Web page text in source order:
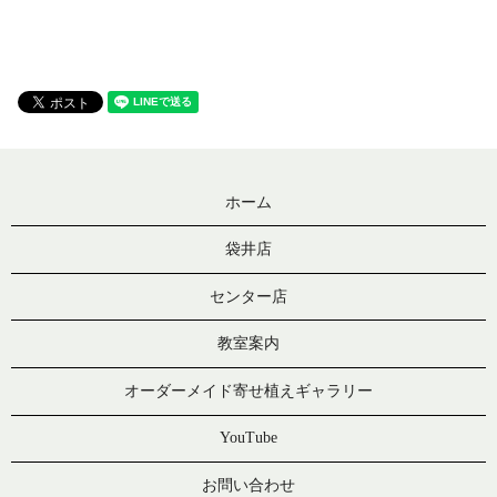
ホーム
袋井店
センター店
教室案内
オーダーメイド寄せ植えギャラリー
YouTube
お問い合わせ